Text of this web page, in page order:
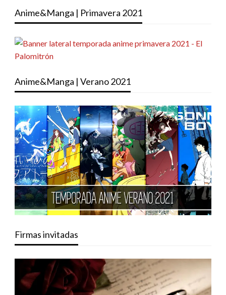
Anime&Manga | Primavera 2021
Anime&Manga | Verano 2021
Firmas invitadas